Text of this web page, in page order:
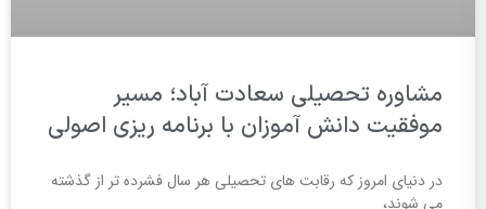
مشاوره تحصیلی سعادت آباد؛ مسیر
موفقیت دانش آموزان با برنامه ریزی اصولی
در دنیای امروز که رقابت های تحصیلی هر سال فشرده تر از گذشته
می شوند،